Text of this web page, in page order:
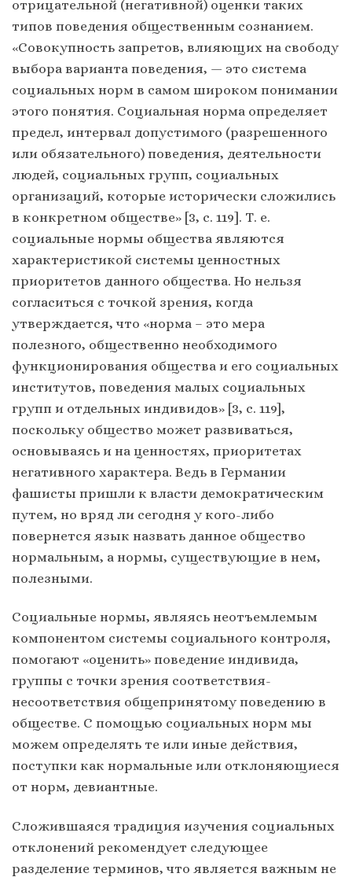
отрицательной (негативной) оценки таких
типов поведения общественным сознанием.
«Совокупность запретов, влияющих на свободу
выбора варианта поведения, — это система
социальных норм в самом широком понимании
этого понятия. Социальная норма определяет
предел, интервал допустимого (разрешенного
или обязательного) поведения, деятельности
людей, социальных групп, социальных
организаций, которые исторически сложились
в конкретном обществе» [3, c. 119]. Т. е.
социальные нормы общества являются
характеристикой системы ценностных
приоритетов данного общества. Но нельзя
согласиться с точкой зрения, когда
утверждается, что «норма – это мера
полезного, общественно необходимого
функционирования общества и его социальных
институтов, поведения малых социальных
групп и отдельных индивидов» [3, с. 119],
поскольку общество может развиваться,
основываясь и на ценностях, приоритетах
негативного характера. Ведь в Германии
фашисты пришли к власти демократическим
путем, но вряд ли сегодня у кого-либо
повернется язык назвать данное общество
нормальным, а нормы, существующие в нем,
полезными.
Социальные нормы, являясь неотъемлемым
компонентом системы социального контроля,
помогают «оценить» поведение индивида,
группы с точки зрения соответствия-
несоответствия общепринятому поведению в
обществе. С помощью социальных норм мы
можем определять те или иные действия,
поступки как нормальные или отклоняющиеся
от норм, девиантные.
Сложившаяся традиция изучения социальных
отклонений рекомендует следующее
разделение терминов, что является важным не